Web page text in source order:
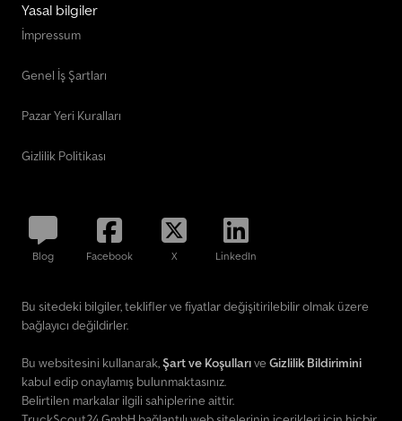
Yasal bilgiler
İmpressum
Genel İş Şartları
Pazar Yeri Kuralları
Gizlilik Politikası
Blog Facebook X LinkedIn
Bu sitedeki bilgiler, teklifler ve fiyatlar değişitirilebilir olmak üzere
bağlayıcı değildirler.
Bu websitesini kullanarak,Şart ve Koşullarıve Gizlilik Bildirimini
kabul edip onaylamış bulunmaktasınız.
Belirtilen markalar ilgili sahiplerine aittir.